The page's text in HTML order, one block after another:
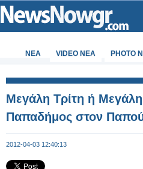
ΝΕΑ VIDEO NEA PHOTO
Μεγάλη Τρίτη ή Μεγάλη
Παπαδήμος στον
2012-04-03 12:40:13